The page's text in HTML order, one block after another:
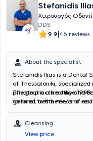
Stefanidis
Χειρουργός
DDS
9.9|46 reviews
About the specialist
Stefanidis Ilias is a Dental
of Thessaloniki,
private practice since
general, aesthetic, and
excellent dental care in
state-of-the-art equipment
comfortable environment
The goal is a healthy and
tailored to the needs of
Cleansing
View price